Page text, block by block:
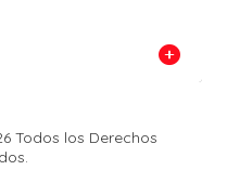
Todos los Derechos